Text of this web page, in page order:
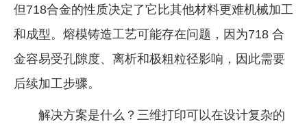
但718合金的性质决定了它比其他材料更难机械加工
和成型。熔模铸造工艺可能存在问题，因为718 合
金容易受孔隙度、离析和极粗粒径影响，因此需要
后续加工步骤。
解决方案是什么？三维打印可以在设计复杂的